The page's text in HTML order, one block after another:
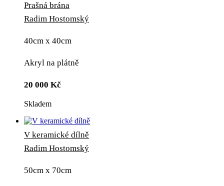
Prašná brána
Radim Hostomský
40cm x 40cm
Akryl na plátně
20 000 Kč
Skladem
V keramické dílně
Radim Hostomský
50cm x 70cm